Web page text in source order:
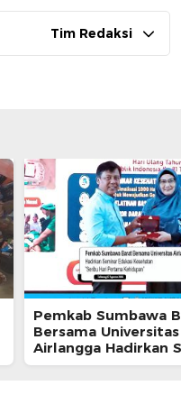
Tim Redaksi
Pemkab Sumbawa
Bersama Universitas
Airlangga Hadirkan
Edukasi Kesehatan